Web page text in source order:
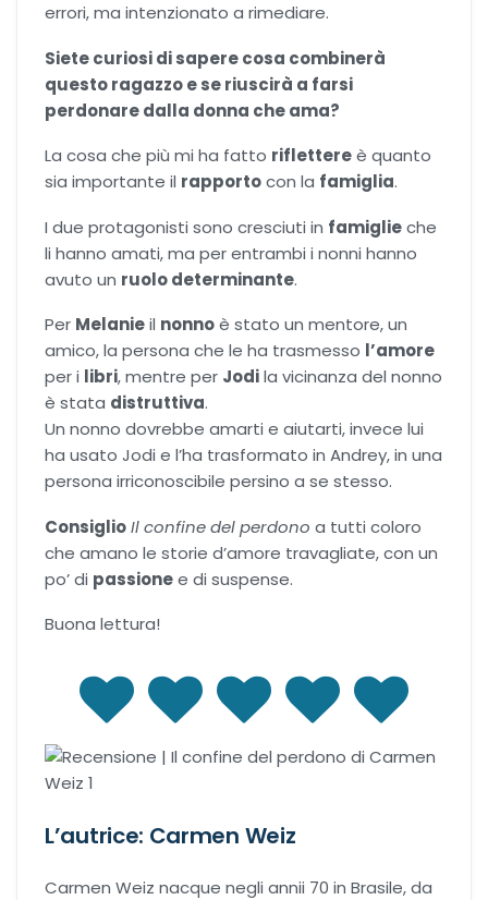
errori, ma intenzionato a rimediare.
Siete curiosi di sapere cosa combinerà
questo ragazzo e se riuscirà a farsi
perdonare dalla donna che ama?
La cosa che più mi ha fatto riflettereè quanto
sia importante il rapportocon la famiglia.
I due protagonisti sono cresciuti in famiglieche
li hanno amati, ma per entrambi i nonni hanno
avuto un ruolo determinante.
Per Melanieil nonnoè stato un mentore, un
amico, la persona che le ha trasmesso l’amore
per i libri, mentre per Jodila vicinanza del nonno
è stata distruttiva.
Un nonno dovrebbe amarti e aiutarti, invece lui
ha usato Jodi e l’ha trasformato in Andrey, in una
persona irriconoscibile persino a se stesso.
ConsiglioIl confine del perdono a tutti coloro
che amano le storie d’amore travagliate, con un
po’ di passionee di suspense.
Buona lettura!
L’autrice: Carmen Weiz
Carmen Weiz nacque negli annii 70 in Brasile, da